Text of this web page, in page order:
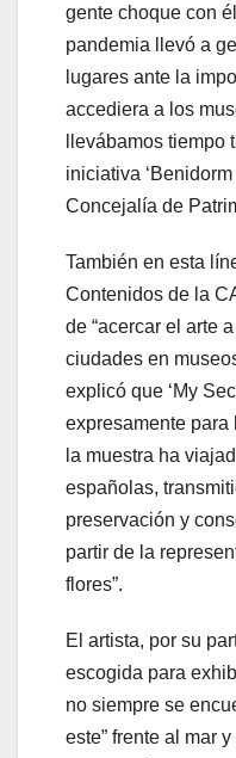
gente choque con
pandemia llevó a
lugares ante la
accediera a los
llevábamos tiempo
iniciativa
Concejalía de
También en esta
Contenidos de la
de “acercar el arte
ciudades en
explicó que ‘My
expresamente para
la muestra ha
españolas,
preservación y
partir de la
flores”.
El artista, por su
escogida para
no siempre se
este” frente al mar